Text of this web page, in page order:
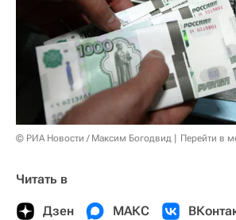
© РИА Новости / Максим Богодвид Перейти в
Читать в
Дзен МАКС